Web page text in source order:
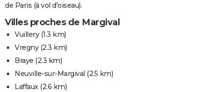
de Paris (à vol d'oiseau).
Villes proches de Margival
Vuillery(1.3 km)
Vregny(2.3 km)
Braye (2.3 km)
Neuville-sur-Margival (2.5 km)
Laffaux(2.6 km)